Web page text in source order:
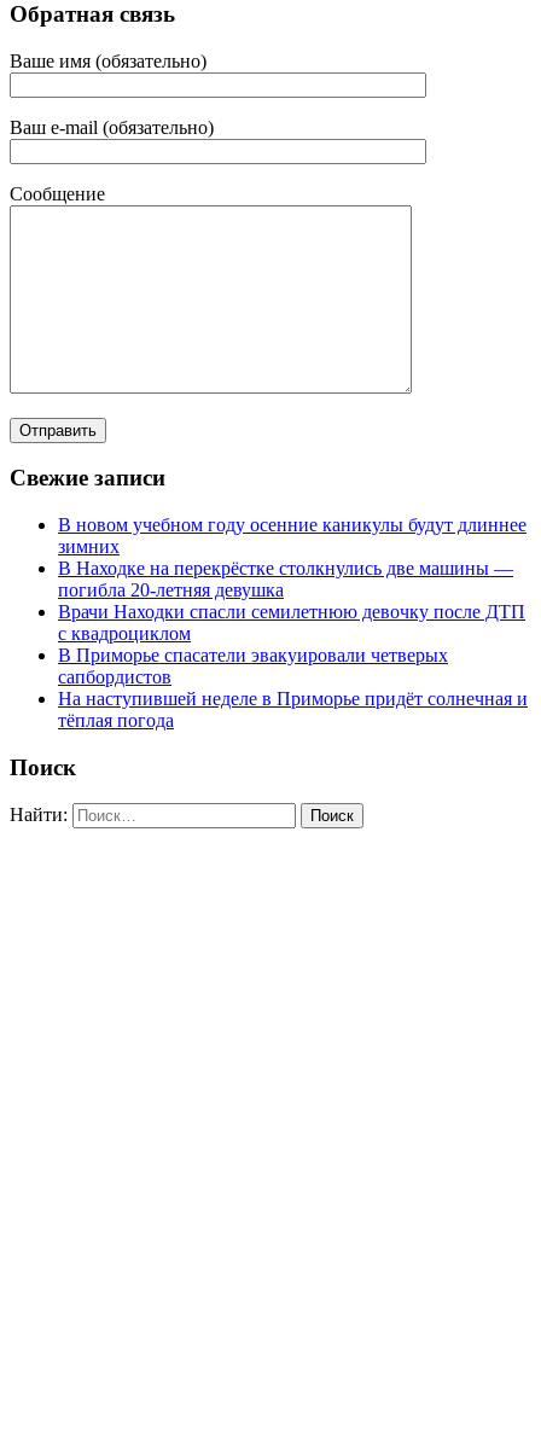
Обратная связь
Ваше имя (обязательно)
Ваш e-mail (обязательно)
Сообщение
Свежие записи
В новом учебном году осенние каникулы будут длиннее
зимних
В Находке на перекрёстке столкнулись две машины —
погибла 20-летняя девушка
Врачи Находки спасли семилетнюю девочку после ДТП
с квадроциклом
В Приморье спасатели эвакуировали четверых
сапбордистов
На наступившей неделе в Приморье придёт солнечная и
тёплая погода
Поиск
Найти: